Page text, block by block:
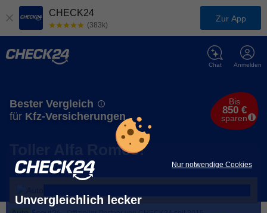
Nur notwendige Cookies
Unvergleichlich lecker
CHECK24
(383k)
Zur App
Anmelden
Chat
Bester Vergleich
für Kfz-Versicherungen
Bis
850 €
sparen
Toller Alfa Romeo!